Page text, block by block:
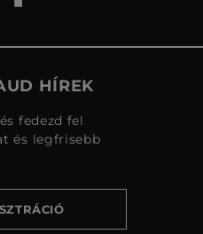
HÍREK
fedezd fel
és legfrisebb